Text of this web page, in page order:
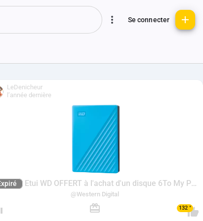
Se connecter
LeDenicheur
l’année dernière
Etui WD OFFERT à l'achat d'un disque 6To My Passport ou Elements parmi une sélection
@Western Digital
132 °